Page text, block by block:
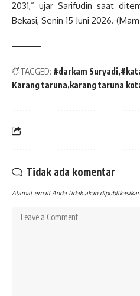
2031,” ujar Sarifudin saat
Bekasi, Senin 15 Juni 2026.
TAGGED: #darkam Suryadi
Karang taruna karang taruna
Tidak ada komentar
Alamat email Anda tidak akan